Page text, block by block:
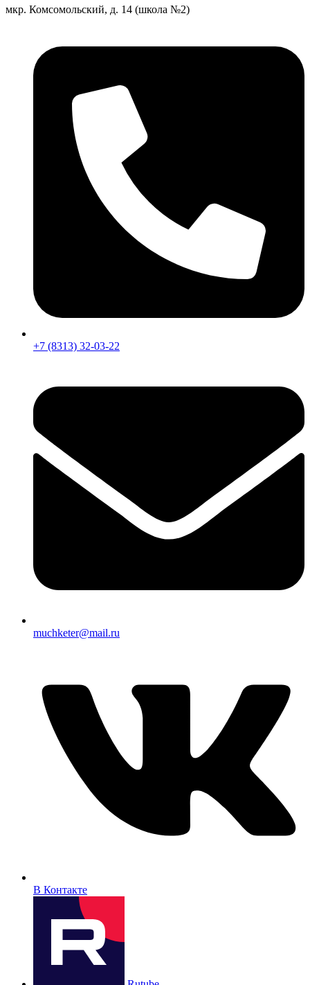
мкр. Комсомольский, д. 14 (школа №2)
+7 (8313) 32-03-22
muchketer@mail.ru
В Контакте